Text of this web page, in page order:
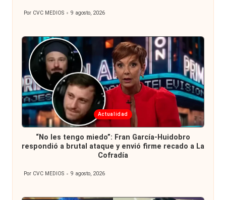
Publicado
Por CVC MEDIOS 9 agosto, 2026
Publicada
en
Actualidad
“No les tengo miedo”: Fran García-Huidobro
respondió a brutal ataque y envió firme recado a La
Cofradía
Publicado
Por CVC MEDIOS 9 agosto, 2026